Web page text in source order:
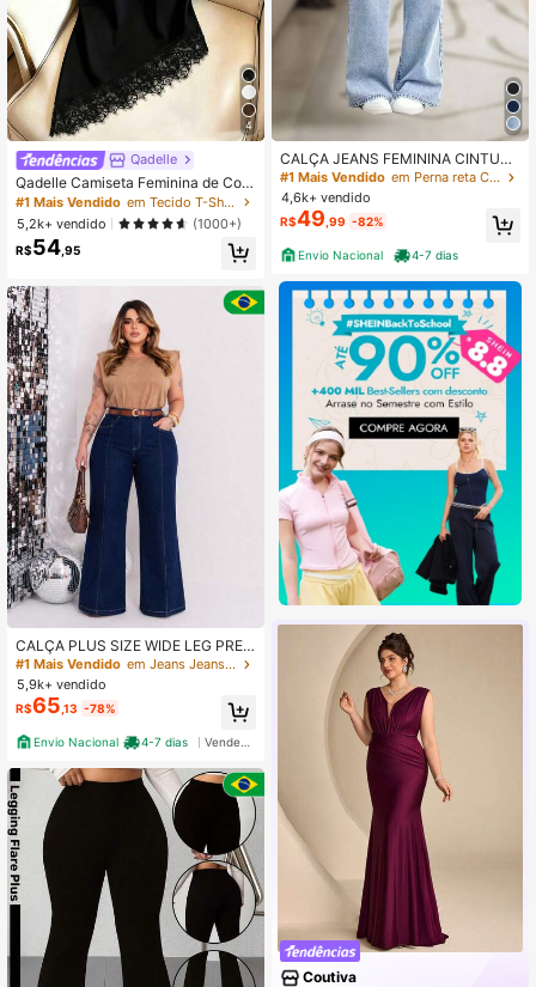
4
Qadelle
Qadelle Camiseta Feminina de Cor
Sólida com Gola Redonda, Manga
Curta e Barra de Renda, Estilo Fashi
on
#1 Mais Vendido
em Tecido T-Shirts Mulher
5,2k+ vendido
(1000+)
R$54 ,95
CALÇA PLUS SIZE WIDE LEG PRE
MIUM
#1 Mais Vendido
em Jeans Jeans Tamanhos Grandes
5,9k+ vendido
R$65 ,13 -78%
Envio Nacional 4-7 dias
CALÇA JEANS FEMININA CINTURA
ALTA PANTALONA WIDE LEG LISA
DENIM PREMIUM-11.11 Promoção
Cor Preto
#1 Mais Vendido
em Perna reta Calças jeans de perna
4,6k+ vendido
R$49 ,99 -82%
Envio Nacional 4-7 dias
Coutiva